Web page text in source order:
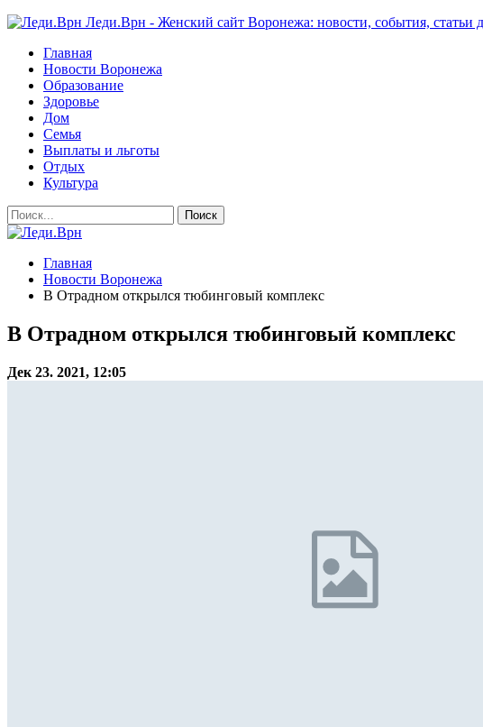
Леди.Врн - Женский сайт Воронежа: новости, события, статьи
Главная
Новости Воронежа
Образование
Здоровье
Дом
Семья
Выплаты и льготы
Отдых
Культура
Главная
Новости Воронежа
В Отрадном открылся тюбинговый комплекс
В Отрадном открылся тюбинговый комплекс
Дек 23. 2021, 12:05